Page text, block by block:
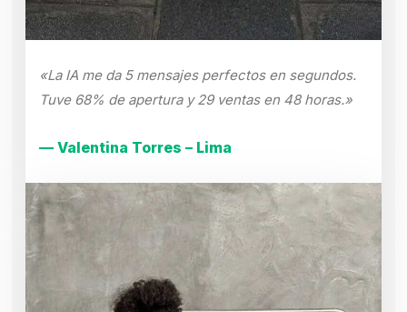
«La IA me da 5 mensajes perfectos en segundos.
Tuve 68% de apertura y 29 ventas en 48 horas.»
— Valentina Torres – Lima